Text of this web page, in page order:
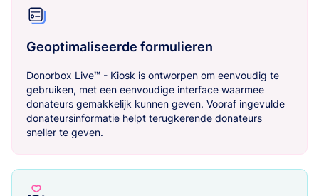
Geoptimaliseerde formulieren
Donorbox Live™ - Kiosk is ontworpen om eenvoudig te
gebruiken, met een eenvoudige interface waarmee
donateurs gemakkelijk kunnen geven. Vooraf ingevulde
donateursinformatie helpt terugkerende donateurs
sneller te geven.